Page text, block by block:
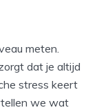
meten.
dat je altijd
stress keert
we wat